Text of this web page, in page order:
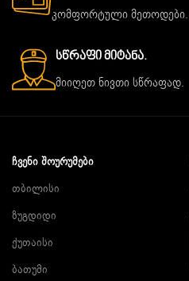
კომფორტული მეთოდები.
Სწრაფი Მიტანა.
მიიღეთ ნივთი სწრაფად.
ᲩᲕᲔᲜᲘ ᲨᲝᲣᲠᲣᲛᲔᲑᲘ
თბილისი
ზუგდიდი
ქუთაისი
ბათუმი